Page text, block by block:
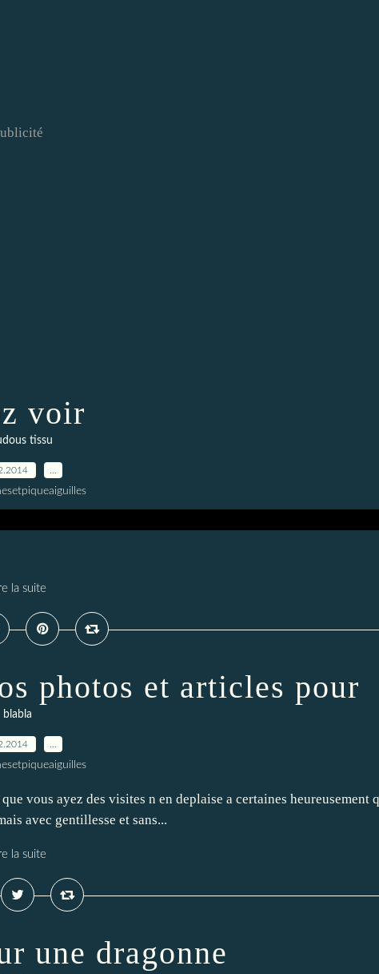
voir
tissu
la suite
photos et articles pour
blabla
vous ayez des visites n en deplaise a certaines heureusement
avec gentillesse et sans...
la suite
une dragonne